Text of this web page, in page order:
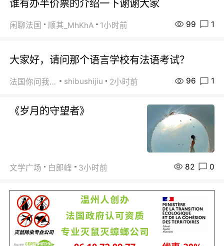
谁有办半价票的介绍一下谢谢大家
闲聊法国 顺其_MhKhA 1小时前 99 1
大家好，请问那个语言学校有法语考试？
法国你问我答 shibushijiu 2小时前 96 1
《岁月的守望者》
文学广场 白郞峰 3小时前 82 0